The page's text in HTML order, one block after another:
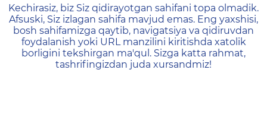
Kechirasiz, biz Siz qidirayotgan sahifani topa olmadik.
Afsuski, Siz izlagan sahifa mavjud emas. Eng yaxshisi,
bosh sahifamizga qaytib, navigatsiya va qidiruvdan
foydalanish yoki URL manzilini kiritishda xatolik
borligini tekshirgan ma'qul. Sizga katta rahmat,
tashrifingizdan juda xursandmiz!